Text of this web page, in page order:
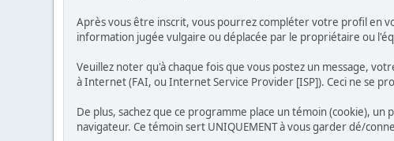
Après vous être inscrit, vous pourrez compléter votre profil en
information jugée vulgaire ou déplacée par le propriétaire ou
Veuillez noter qu'à chaque fois que vous postez un message,
à Internet (FAI, ou Internet Service Provider [ISP]). Ceci ne se
De plus, sachez que ce programme place un témoin (cookie),
navigateur. Ce témoin sert UNIQUEMENT à vous garder dé/